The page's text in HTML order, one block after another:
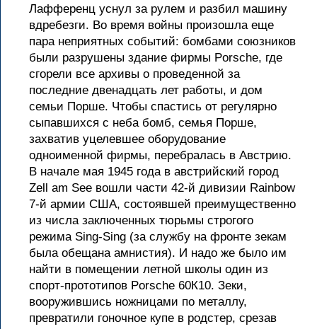
Лафференц уснул за рулем и разбил машину
вдребезги. Во время войны произошла еще
пара неприятных событий: бомбами союзников
были разрушены здание фирмы Porsche, где
сгорели все архивы о проведенной за
последние двенадцать лет работы, и дом
семьи Порше. Чтобы спастись от регулярно
сыпавшихся с неба бомб, семья Порше,
захватив уцелевшее оборудование
одноименной фирмы, перебралась в Австрию.
В начале мая 1945 года в австрийский город
Zell am See вошли части 42-й дивизии Rainbow
7-й армии США, состоявшей преимущественно
из числа заключенных тюрьмы строгого
режима Sing-Sing (за службу на фронте зекам
была обещана амнистия). И надо же было им
найти в помещении летной школы один из
спорт-прототипов Porsche 60К10. Зеки,
вооружившись ножницами по металлу,
превратили гоночное купе в родстер, срезав